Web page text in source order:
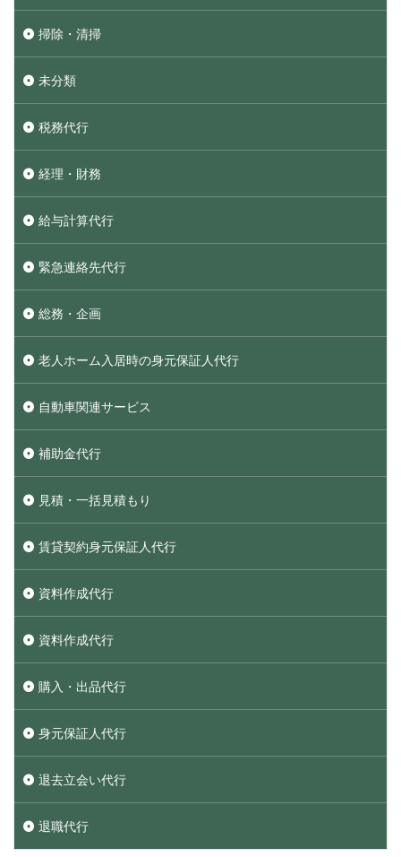
掃除・清掃
未分類
税務代行
経理・財務
給与計算代行
緊急連絡先代行
総務・企画
老人ホーム入居時の身元保証人代行
自動車関連サービス
補助金代行
見積・一括見積もり
賃貸契約身元保証人代行
資料作成代行
資料作成代行
購入・出品代行
身元保証人代行
退去立会い代行
退職代行